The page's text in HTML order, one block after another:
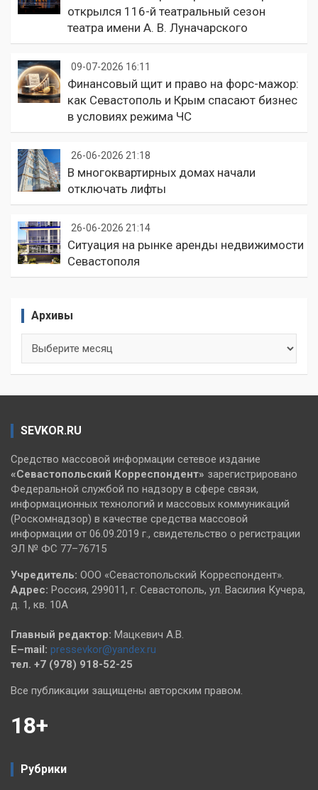
открылся 116-й театральный сезон
театра имени А. В. Луначарского
09-07-2026 16:11
Финансовый щит и право на форс-мажор:
как Севастополь и Крым спасают бизнес
в условиях режима ЧС
26-06-2026 21:18
В многоквартирных домах начали
отключать лифты
26-06-2026 21:14
Ситуация на рынке аренды недвижимости
Севастополя
Архивы
SEVKOR.RU
Средство массовой информации сетевое издание
«Севастопольский Корреспондент» зарегистрировано
Федеральной службой по надзору в сфере связи,
информационных технологий и массовых коммуникаций
(Роскомнадзор) в качестве средства массовой
информации от 06.09.2019 г., свидетельство о регистрации
ЭЛ № ФС 77–76715
Учредитель: ООО «Севастопольский Корреспондент».
Адрес: Россия, 299011, г. Севастополь, ул. Василия Кучера,
д. 1, кв. 10А
Главный редактор: Мацкевич А.В.
E–mail: pressevkor@yandex.ru
тел. +7 (978) 918-52-25
Все публикации защищены авторским правом.
18+
Рубрики